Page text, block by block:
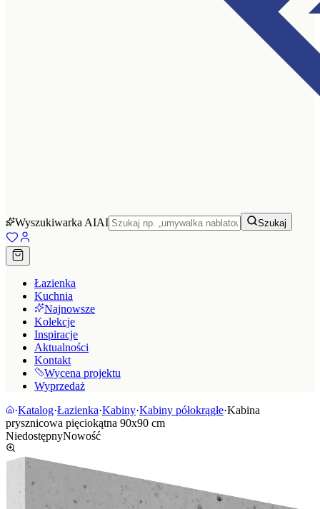
Wyszukiwarka AIAI Szukaj
Łazienka
Kuchnia
Najnowsze
Kolekcje
Inspiracje
Aktualności
Kontakt
Wycena projektu
Wyprzedaż
·Katalog·Łazienka·Kabiny·Kabiny półokrągłe·Kabina
prysznicowa pięciokątna 90x90 cm
NiedostępnyNowość